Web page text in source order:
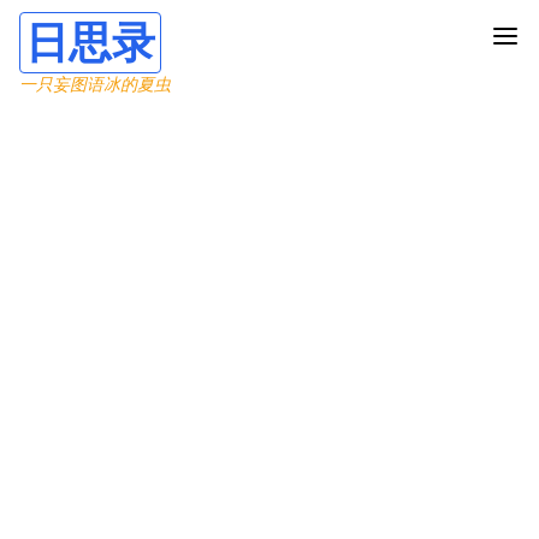
日思录
一只妄图语冰的夏虫